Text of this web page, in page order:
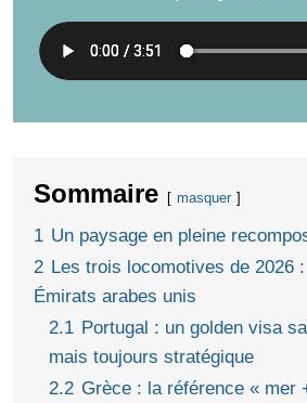
Sommaire masquer
1 Un paysage en pleine
2 Les trois locomotives de 2026
Émirats arabes unis
2.1 Portugal : un golden visa
mais toujours stratégique
2.2 Grèce : la référence « mer